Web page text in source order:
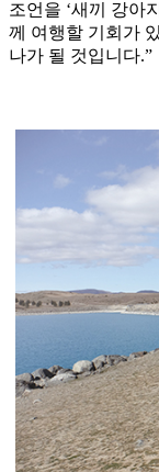
조언을 ‘새끼 강아
께 여행할 기회가
나가 될 것입니다.”